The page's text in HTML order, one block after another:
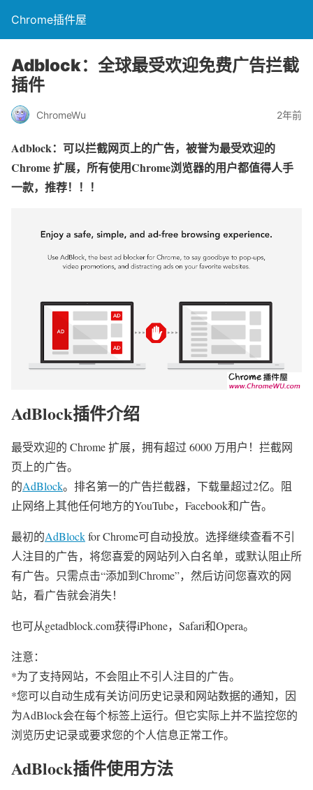
Chrome插件屋
Adblock：全球最受欢迎免费广告拦截
插件
ChromeWu 2年前
Adblock：可以拦截网页上的广告，被誉为最受欢迎的
Chrome 扩展，所有使用Chrome浏览器的用户都值得人手
一款，推荐！！！
AdBlock插件介绍
最受欢迎的 Chrome 扩展，拥有超过 6000 万用户！拦截网
页上的广告。
的AdBlock。排名第一的广告拦截器，下载量超过2亿。阻
止网络上其他任何地方的YouTube，Facebook和广告。
最初的AdBlockfor Chrome可自动投放。选择继续查看不引
人注目的广告，将您喜爱的网站列入白名单，或默认阻止所
有广告。只需点击“添加到Chrome”，然后访问您喜欢的网
站，看广告就会消失！
也可从getadblock.com获得iPhone，Safari和Opera。
注意：
*为了支持网站，不会阻止不引人注目的广告。
*您可以自动生成有关访问历史记录和网站数据的通知，因
为AdBlock会在每个标签上运行。但它实际上并不监控您的
浏览历史记录或要求您的个人信息正常工作。
AdBlock插件使用方法